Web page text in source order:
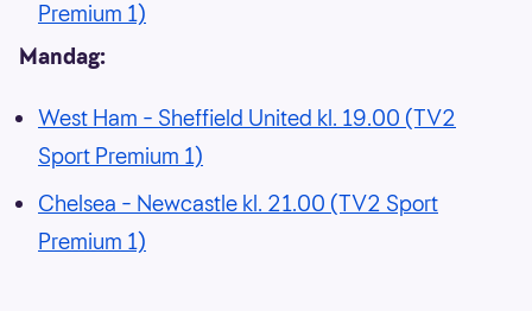
Premium 1)
Mandag:
West Ham – Sheffield United kl. 19.00 (TV2
Sport Premium 1)
Chelsea – Newcastle kl. 21.00 (TV2 Sport
Premium 1)